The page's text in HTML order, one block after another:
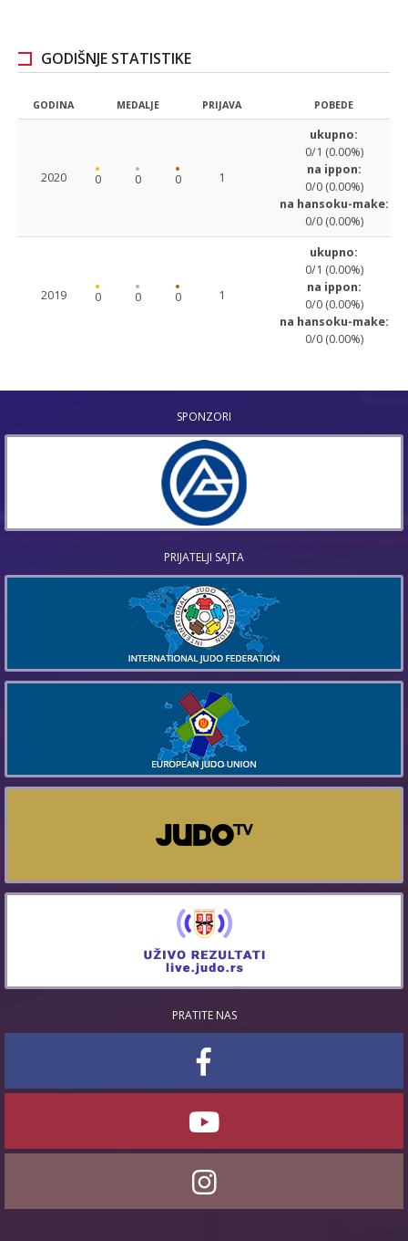
GODIŠNJE STATISTIKE
GODINA MEDALJE PRIJAVA POBEDE
2020 0 0 0 1
ukupno:
0/1 (0.00%)
na ippon:
0/0 (0.00%)
na hansoku-make:
0/0 (0.00%)
2019 0 0 0 1
ukupno:
0/1 (0.00%)
na ippon:
0/0 (0.00%)
na hansoku-make:
0/0 (0.00%)
SPONZORI
PRIJATELJI SAJTA
PRATITE NAS